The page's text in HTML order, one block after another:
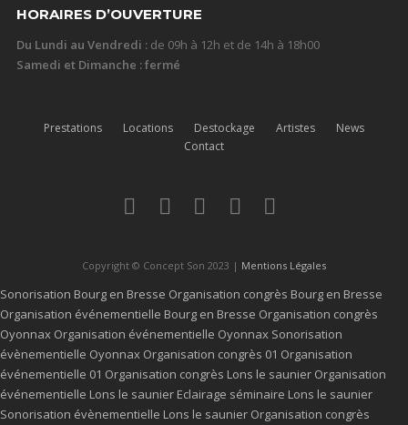
HORAIRES D’OUVERTURE
Du Lundi au Vendredi :de 09h à 12h et de 14h à 18h00
Samedi et Dimanche : fermé
Prestations Locations Destockage Artistes
News
Contact
Copyright © Concept Son 2023 | Mentions Légales
Sonorisation Bourg en Bresse Organisation congrès Bourg en Bresse
Organisation événementielle Bourg en Bresse Organisation congrès
Oyonnax Organisation événementielle Oyonnax Sonorisation
évènementielle Oyonnax Organisation congrès 01 Organisation
événementielle 01 Organisation congrès Lons le saunier Organisation
événementielle Lons le saunier Eclairage séminaire Lons le saunier
Sonorisation évènementielle Lons le saunier Organisation congrès